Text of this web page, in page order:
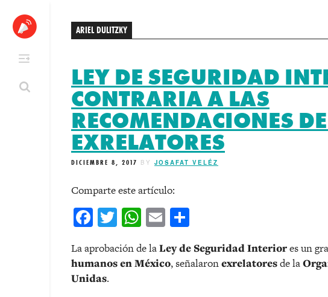
content
ARIEL DULITZKY
LEY DE SEGURIDAD
CONTRARIA A LAS
RECOMENDACIONES
EXRELATORES
DICIEMBRE 8, 2017 BY JOSAFAT VELÉZ
Comparte este artículo:
Facebook
Twitter
WhatsApp
Email
La aprobación de laLey de Seguridad Interiores un
humanos en México, señalaronexrelatoresde la
Unidas.